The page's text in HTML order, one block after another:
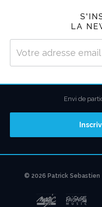
LA
Envi de
© 2026 Patrick Sebastien